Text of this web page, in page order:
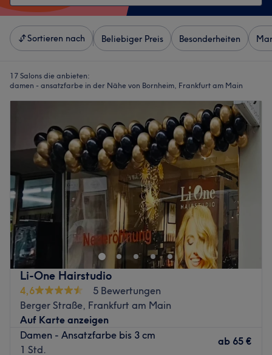
Sortieren nach Beliebiger Preis Besonderheiten
17 Salons die anbieten:
damen - ansatzfarbe in der Nähe von Bornheim, Frankfurt am Main
Li-One Hairstudio
4,6
5 Bewertungen
Berger Straße, Frankfurt am Main
Auf Karte anzeigen
Damen - Ansatzfarbe bis 3 cm
1 Std.
ab 65 €